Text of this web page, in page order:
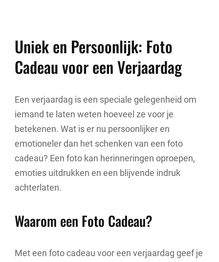
Uniek en Persoonlijk: Foto
Cadeau voor een Verjaardag
Een verjaardag is een speciale gelegenheid om
iemand te laten weten hoeveel ze voor je
betekenen. Wat is er nu persoonlijker en
emotioneler dan het schenken van een foto
cadeau? Een foto kan herinneringen oproepen,
emoties uitdrukken en een blijvende indruk
achterlaten.
Waarom een Foto Cadeau?
Met een foto cadeau voor een verjaardag geef je